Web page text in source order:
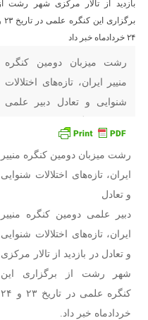
رشت میزبان دومین کنگره
منییر ایران، تازه‌های اختلالات
شنوایی و تعادل دبیر علمی
تازه‌های اختلالات شنوایی و
تعادل در بازدید از تالار مرکزی
شهر رشت از برگزاری این
خردادماه خبر داد. به گزارش
آفتاب خزر ؛ دکتر شادمان
نعمتی – دبیر علمی دومین
کنگره
رشت میزبان دومین کنگره منییر
ایران، تازه‌های اختلالات شنوایی
و تعادل
دبیر علمی دومین کنگره منییر
ایران، تازه‌های اختلالات شنوایی
و تعادل در بازدید از تالار مرکزی
شهر رشت از برگزاری این
کنگره علمی در تاریخ ۲۳ و ۲۴
خردادماه خبر داد.